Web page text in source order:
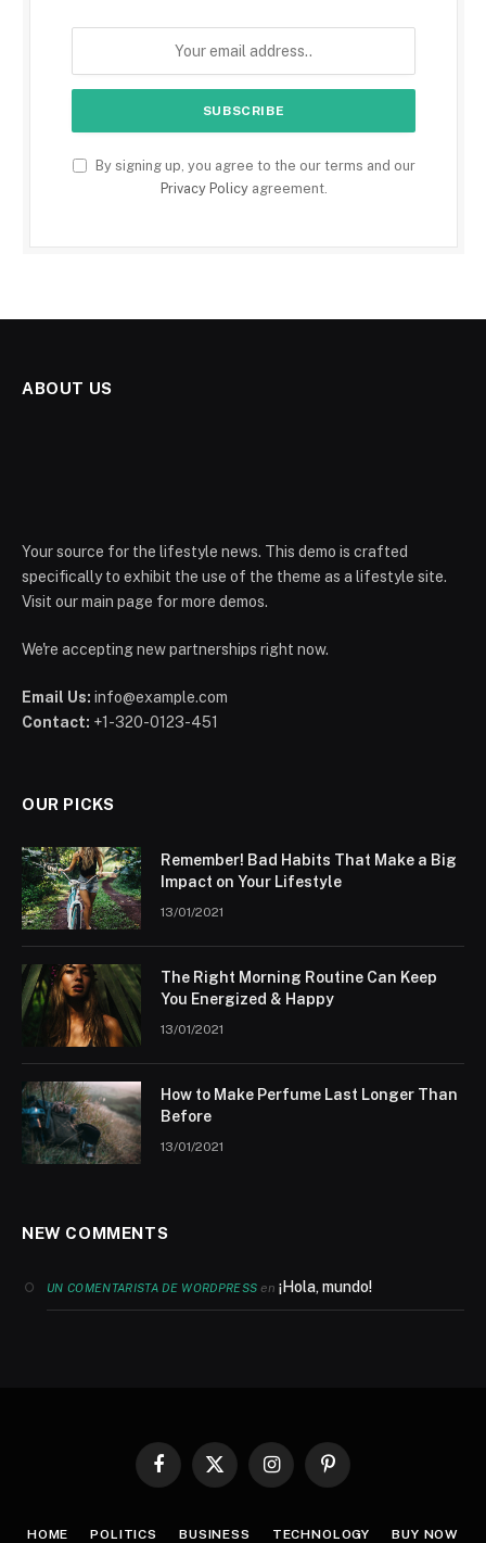
By signing up, you agree to the our terms and our
Privacy Policyagreement.
ABOUT US
Your source for the lifestyle news. This demo is crafted
specifically to exhibit the use of the theme as a lifestyle site.
Visit our main page for more demos.
We're accepting new partnerships right now.
Email Us: info@example.com
Contact: +1-320-0123-451
OUR PICKS
Remember! Bad Habits That Make a Big
Impact on Your Lifestyle
13/01/2021
The Right Morning Routine Can Keep
You Energized & Happy
13/01/2021
How to Make Perfume Last Longer Than
Before
13/01/2021
NEW COMMENTS
UN COMENTARISTA DE WORDPRESS en¡Hola, mundo!
Facebook
X
InstagramPinterest
HOME POLITICS BUSINESS TECHNOLOGY BUY NOW